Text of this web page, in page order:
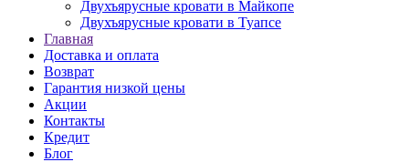
Двухъярусные кровати в Майкопе
Двухъярусные кровати в Туапсе
Главная
Доставка и оплата
Возврат
Гарантия низкой цены
Акции
Контакты
Кредит
Блог